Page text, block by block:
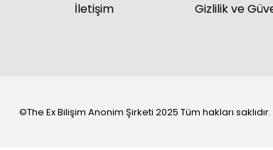
İletişim
Gizlilik ve
©The Ex Bilişim Anonim Şirketi 2025 Tüm hakları